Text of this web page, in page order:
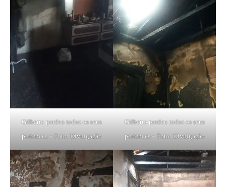
Gilberto perdeu todos os seus
pertences – Foto: Divulgação
Gilberto perdeu todos os seus
pertences – Foto: Divulgação